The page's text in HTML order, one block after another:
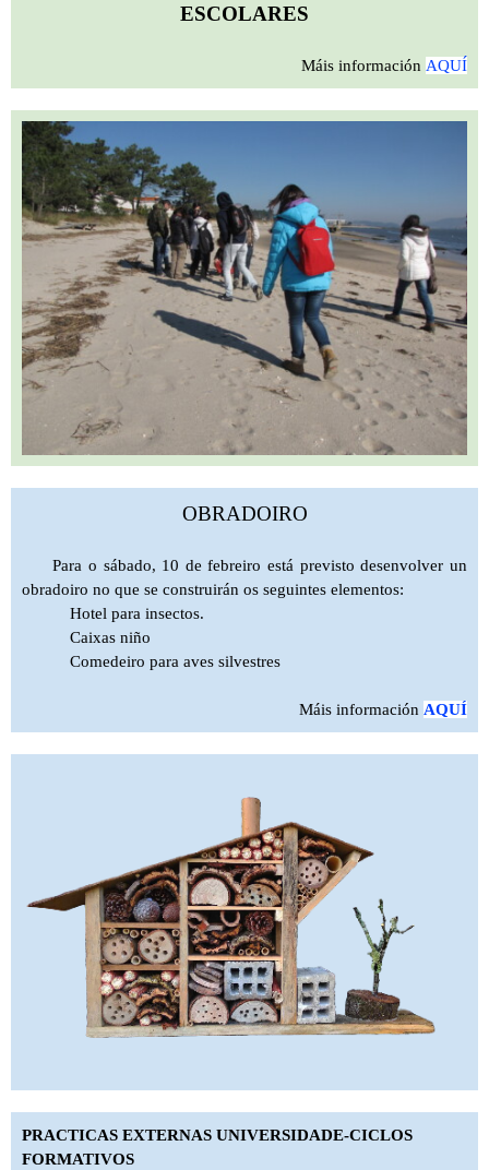
ESCOLARES
Máis información AQUÍ
OBRADOIRO
Para o sábado, 10 de febreiro está previsto desenvolver un
obradoiro no que se construirán os seguintes elementos:
Hotel para insectos.
Caixas niño
Comedeiro para aves silvestres
Máis información AQUÍ
PRACTICAS EXTERNAS UNIVERSIDADE-CICLOS
FORMATIVOS